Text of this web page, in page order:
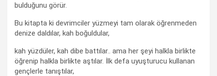
bulduğunu görür.
Bu kitapta ki devrimciler yüzmeyi tam olarak öğrenmeden
denize daldılar, kah boğuldular,
kah yüzdüler, kah dibe battılar.. ama her şeyi halkla birlikte
öğrenip halkla birlikte aştılar. İlk defa uyuşturucu kullanan
gençlerle tanıştılar,